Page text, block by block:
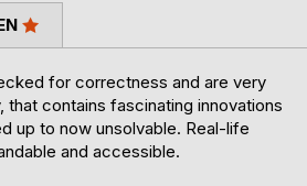
for correctness and are very
contains fascinating innovations
up to now unsolvable. Real-life
and accessible.